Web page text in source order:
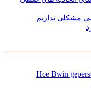
مشکلی نداریم
Hoe Bwin